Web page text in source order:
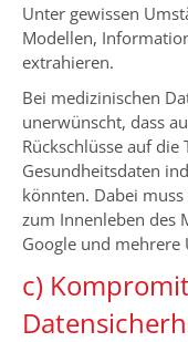
Unter gewissen
Modellen,
extrahieren.
Bei medizinischen
unerwünscht, dass
Rückschlüsse auf
Gesundheitsdaten
könnten. Dabei
zum Innenleben des
Google und mehrere
c)